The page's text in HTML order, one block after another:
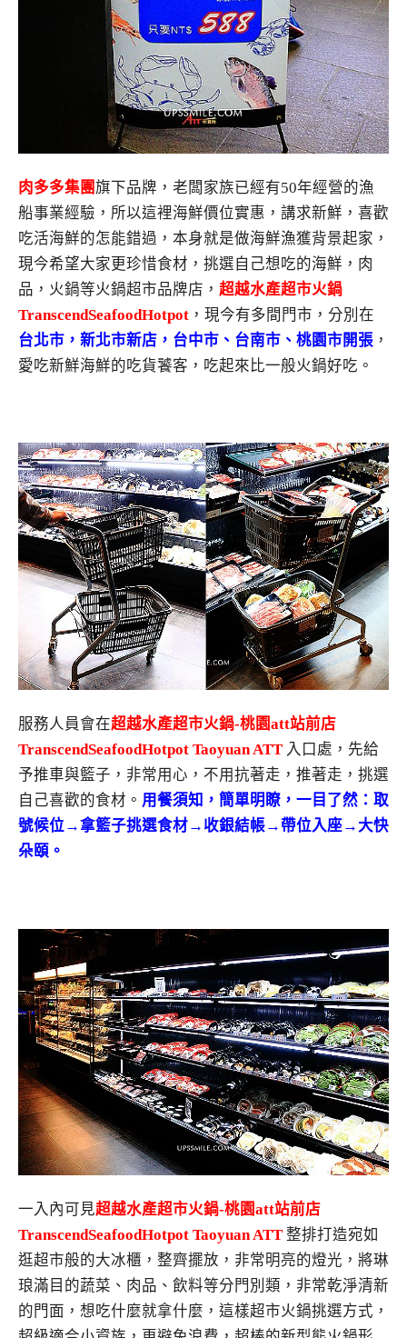
肉多多集團旗下品牌，老闆家族已經有50年經營的漁
船事業經驗，所以這裡海鮮價位實惠，講求新鮮，喜歡
吃活海鮮的怎能錯過，本身就是做海鮮漁獲背景起家，
現今希望大家更珍惜食材，挑選自己想吃的海鮮，肉
品，火鍋等火鍋超市品牌店， 超越水產超市火鍋
TranscendSeafoodHotpot ，現今有多間門市，分別在
台北市，新北市新店，台中市、台南市、桃園市開張 ，
愛吃新鮮海鮮的吃貨饕客，吃起來比一般火鍋好吃。
服務人員會在超越水產超市火鍋-桃園att站前店
TranscendSeafoodHotpot Taoyuan ATT 入口處，先給
予推車與籃子，非常用心，不用抗著走，推著走，挑選
自己喜歡的食材。 用餐須知，簡單明瞭，一目了然：取
號候位→拿籃子挑選食材→收銀結帳→帶位入座→大快
朵頤。
一入內可見超越水產超市火鍋-桃園att站前店
TranscendSeafoodHotpot Taoyuan ATT 整排打造宛如
逛超市般的大冰櫃，整齊擺放，非常明亮的燈光，將琳
琅滿目的蔬菜、肉品、飲料等分門別類，非常乾淨清新
的門面，想吃什麼就拿什麼，這樣超市火鍋挑選方式，